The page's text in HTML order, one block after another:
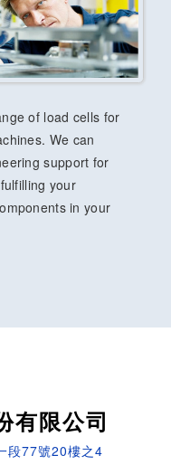
of load cells for
We can
support for
your
in your
有限公司
段77號20樓之4